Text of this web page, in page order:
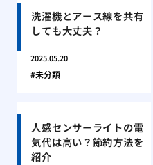
洗濯機とアース線を共有
しても大丈夫？
2025.05.20
未分類
人感センサーライトの電
気代は高い？節約方法を
紹介